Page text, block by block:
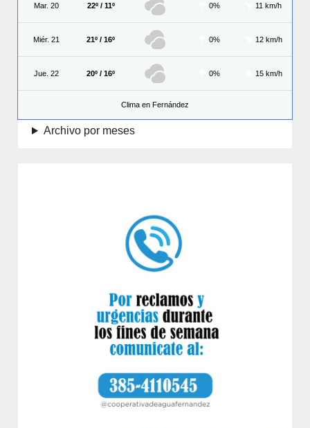
Mar. 20 22º / 11º 0% 11 km/h
Miér. 21 21º / 16º 0% 12 km/h
Jue. 22 20º / 16º 0% 15 km/h
Clima en Fernández
Archivo por meses